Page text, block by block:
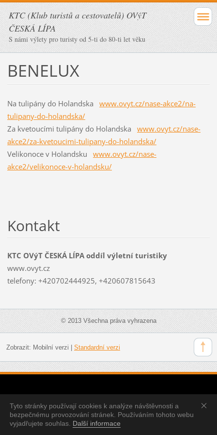
KTC (Klub turistů a cestovatelů) OVýT
ČESKÁ LÍPA
S námi výlety pro turisty od 5-ti do 80-ti let věku
BENELUX
Na tulipány do Holandska www.ovyt.cz/nase-akce2/na-
tulipany-do-holandska/
Za kvetoucími tulipány do Holandska www.ovyt.cz/nase-
akce2/za-kvetoucimi-tulipany-do-holandska/
Velikonoce v Holandsku www.ovyt.cz/nase-
akce2/velikonoce-v-holandsku/
Tyto stránky používají cookies k analýze návštěvnosti a
bezpečnému provozování stránek. Používáním tohoto webu
vyjadřujete souhlas. Další informace
Kontakt
KTC OVýT ČESKÁ LÍPA oddíl výletní turistiky
www.ovyt.cz
telefony: +420702444925, +420607815643
© 2013 Všechna práva vyhrazena
Zobrazit: Mobilní verzi Standardní verzi